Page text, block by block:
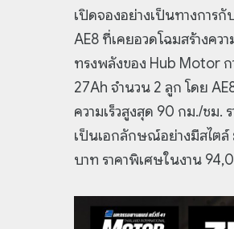
เปิดจองอย่างเป็นทางการกั
AE8 ที่เคยอวดโฉมสร้างค
ทรงพลังของ Hub Motor
27Ah จำนวน 2 ลูก โดย
ความเร็วสูงสุด 90 กม./ชม.
เป็นเอกลักษณ์อย่างมีสไตล์
บาท ราคาพิเศษในงาน